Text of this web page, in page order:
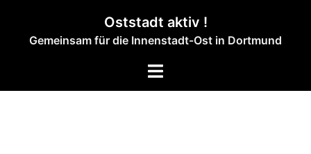
springen
Oststadt aktiv !
Gemeinsam für die Innenstadt-Ost in Dortmund
Menü